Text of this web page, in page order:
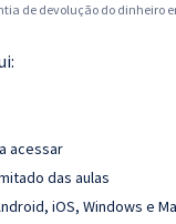
de devolução do dinheiro
acessar
das aulas
iOS, Windows e